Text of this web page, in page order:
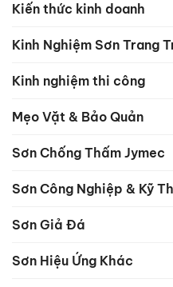
Kiến thức kinh doanh
Kinh Nghiệm Sơn Trang
Kinh nghiệm thi công
Mẹo Vặt & Bảo Quản
Sơn Chống Thấm Jymec
Sơn Công Nghiệp & Kỹ
Sơn Giả Đá
Sơn Hiệu Ứng Khác